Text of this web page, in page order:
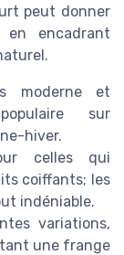
peut donner
en encadrant
moderne et
sur
hiver.
celles qui
coiffants; les
indéniable.
variations,
une frange